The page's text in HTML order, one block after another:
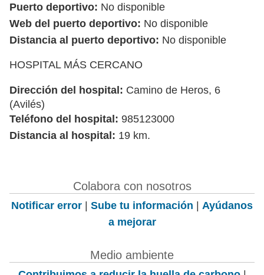
Puerto deportivo: No disponible
Web del puerto deportivo: No disponible
Distancia al puerto deportivo: No disponible
HOSPITAL MÁS CERCANO
Dirección del hospital: Camino de Heros, 6
(Avilés)
Teléfono del hospital: 985123000
Distancia al hospital: 19 km.
Colabora con nosotros
Notificar error | Sube tu información | Ayúdanos
a mejorar
Medio ambiente